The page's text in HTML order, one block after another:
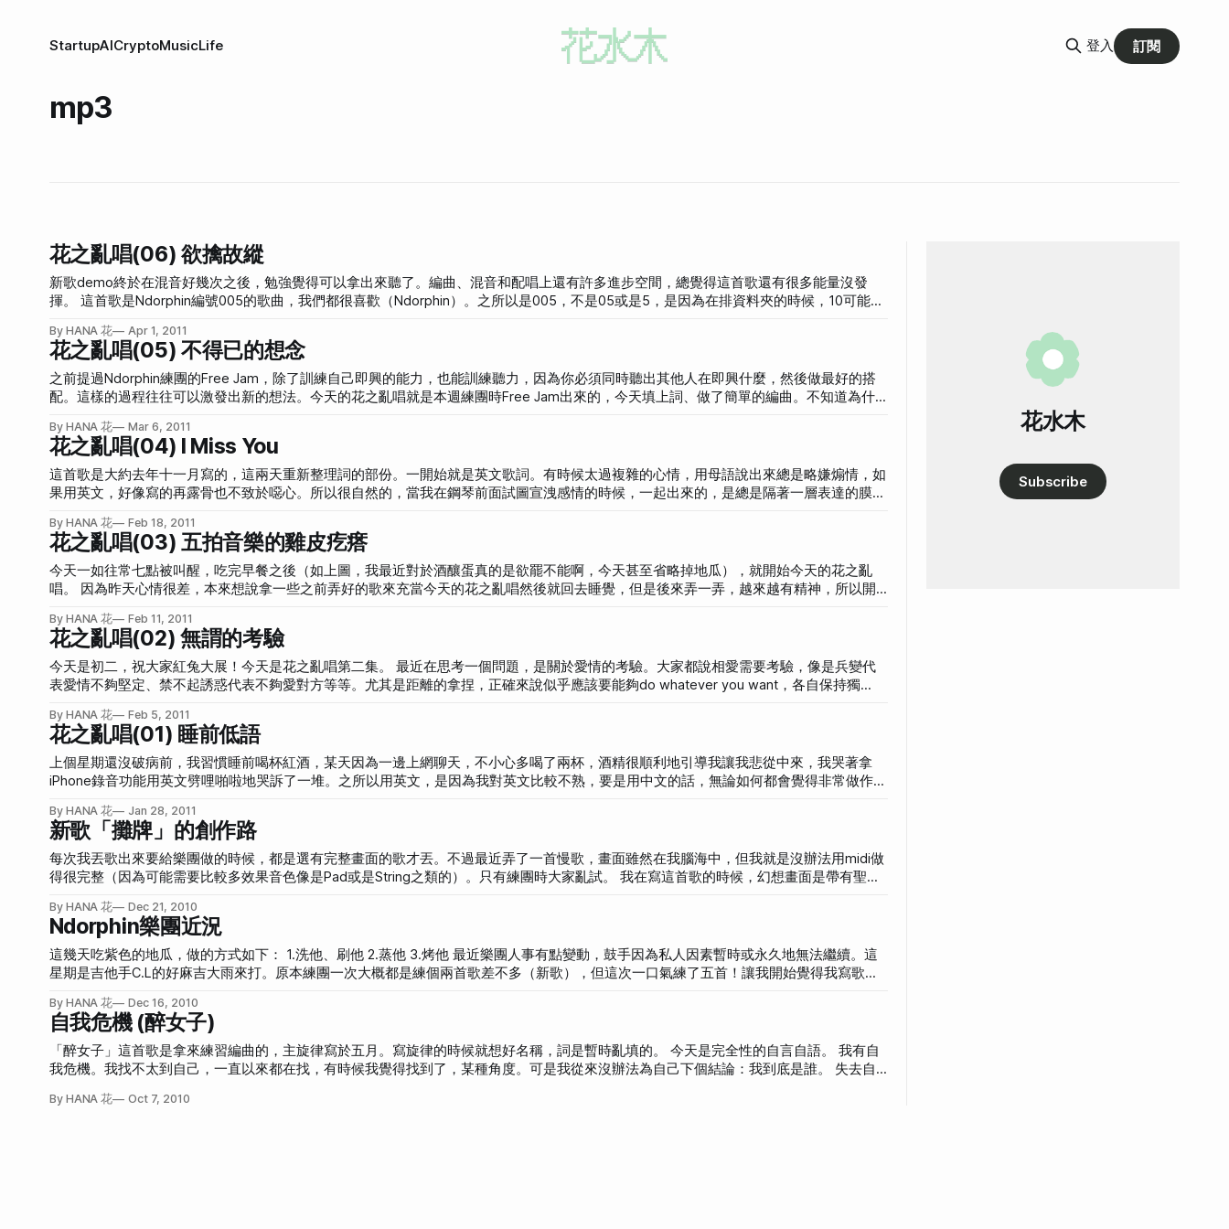
StartupAICryptoMusicLife 登入 訂閱
mp3
花之亂唱(06) 欲擒故縱
新歌demo終於在混音好幾次之後，勉強覺得可以拿出來聽了。編曲、混音和配唱上還有許多進步空間，總覺得這首歌還有很多能量沒發
揮。 這首歌是Ndorphin編號005的歌曲，我們都很喜歡（Ndorphin）。之所以是005，不是05或是5，是因為在排資料夾的時候，10可能會
歌，所以一開始就從001開始編號。超熱血！ 我個人最喜歡最後面吟唱「我早已走遍沙漠…」那一段。我自己認為這不是一首平易近人的
歌，所以可能要聽個四次才會慢慢知道我們為何喜歡，希望大家有點耐性。(´･_･`) ——- 歌詞： A 你的眼 總是藏著 虛無的色彩 看的見 卻
摸不到 教人更是心癢 我的美 究竟在哪 跟隨著你死掉 得意忘形的你 也忘了我 B 距離產生信仰 我的曖昧叢生 你的進退自如 讓我 張大眼睛 就
範 思想開始旋轉 愛意不斷增加 連謊言也甘之如飴 C 你愛欲擒故縱
By HANA 花 Apr 1, 2011
花之亂唱(05) 不得已的想念
之前提過Ndorphin練團的Free Jam，除了訓練自己即興的能力，也能訓練聽力，因為你必須同時聽出其他人在即興什麼，然後做最好的搭
配。這樣的過程往往可以激發出新的想法。今天的花之亂唱就是本週練團時Free Jam出來的，今天填上詞、做了簡單的編曲。不知道為什
冷到沒感覺 想像不出你那邊 更冷的感覺 那溫度從沒出現 在我這邊 新鮮 更多矛盾的情結 當距離縮短一點 是不是 真的 更好一點 但是我沒勇
氣走遠 這舒適圈 當我們再努力靠近一點 是不是說 就能 快樂一點 但是連這都不確定的我 又該得到什麼？ 每當我睜開雙眼 想看到你的臉 照
理說應該簡單 對我們來講卻困難 到不可理喻 沒有人圈住我 我卻走不近你 看著愛如潮水 她來了又退 誰會喜歡這種感覺 當距離縮短到完全
沒有 是不是
By HANA 花 Mar 6, 2011
花之亂唱(04) I Miss You
這首歌是大約去年十一月寫的，這兩天重新整理詞的部份。一開始就是英文歌詞。有時候太過複雜的心情，用母語說出來總是略嫌煽情，如
果用英文，好像寫的再露骨也不致於噁心。所以很自然的，當我在鋼琴前面試圖宣洩感情的時候，一起出來的，是總是隔著一層表達的膜的
念），我最多最多可以大約兩個多月不見面，而且還是每天都有通電話。超過這個時間，如果對方稍微冷淡或不耐煩，我就會開始想念、寂
寞到哭泣，然後為了不要哭而壓抑感情，最後就沒感覺了。 另一次經驗是男友為了某事件很生氣說要兩星期不聯絡（完全斷訊），我的想
念、哭泣、壓抑到沒感覺更是壓縮的更短，雖然兩週後聯絡了，我還是哭哭啼啼很難過想見面，可是心底原本熱熱的心已經無可奈何的冷掉
了。 也就是說，一直以來我都太過脆弱，我沒有可以被糟蹋的堅定感情，尤其時如果被冷淡對待的時候。 所以這首歌是說堅定的感情，是
By HANA 花 Feb 18, 2011
花之亂唱(03) 五拍音樂的雞皮疙瘩
今天一如往常七點被叫醒，吃完早餐之後（如上圖，我最近對於酒釀蛋真的是欲罷不能啊，今天甚至省略掉地瓜），就開始今天的花之亂
唱。 因為昨天心情很差，本來想說拿一些之前弄好的歌來充當今天的花之亂唱然後就回去睡覺，但是後來弄一弄，越來越有精神，所以開
開始的。一直都很想嘗試5拍或7拍的歌，剛好今天被我玩起來了！不過音色仍舊是Hip Hop音色，所以變成一種很特別的感覺。 這首歌的發
想是Hip Hop鼓的音色，然後是鋼琴。我個人很喜歡這首歌的鋼琴Riff（不斷重複的樂句），很像我。 寫完曲之後，本來想延續花之亂唱的
呻吟系歌詞，不過後來想想還是填中文詞好了。歌名是雞皮疙瘩。因為最近薑茶喝太多，喉嚨有點沙啞，所以只有錄一次。另外歌只有一
遍，大家喜歡的話我再好好製作完他。
By HANA 花 Feb 11, 2011
花之亂唱(02) 無謂的考驗
今天是初二，祝大家紅兔大展！今天是花之亂唱第二集。 最近在思考一個問題，是關於愛情的考驗。大家都說相愛需要考驗，像是兵變代
表愛情不夠堅定、禁不起誘惑代表不夠愛對方等等。尤其是距離的拿捏，正確來說似乎應該要能夠do whatever you want，各自保持獨
每天黏在一起，就會被瞧不起。最好的男女朋友關係好像是一週見面兩三次、對婚姻抱持悲觀想法、仍舊享受自己一個人的生活。另外男女
朋友不要一起工作，不要永遠活在兩人世界，相處的時候就是have fun。然後，基本上不約定三個月以後的事情。 可是我從來不是這樣，
我只要愛一個人就會想膩在一起，雖然我不喜歡住一起，但如果房子夠大的話那是很OK的，每天都要聯絡。另外我覺得男女朋友就應該分
享所有事情，我總是想把生活中的枝微末節都跟對方說。如果能夠一起創業也是很棒的（前提是真的要有感情基礎），在一起除了談愛情也
By HANA 花 Feb 5, 2011
花之亂唱(01) 睡前低語
上個星期還沒破病前，我習慣睡前喝杯紅酒，某天因為一邊上網聊天，不小心多喝了兩杯，酒精很順利地引導我讓我悲從中來，我哭著拿
iPhone錄音功能用英文劈哩啪啦地哭訴了一堆。之所以用英文，是因為我對英文比較不熟，要是用中文的話，無論如何都會覺得非常做作。
個時間點，沒有內斂好感情的我，後來的我都是帶著懼怕的。怕過去的我勾起現在的我的傷口。 隔天我習慣性地到噗浪求救（說起來噗浪
真的是訴苦的好所在，因為推特不會有人鳥我除非我發表的是文藝或趨勢相關，而臉書太多熟人我會害羞），在這一撲：昨晚睡前又哭了，
我真不想這樣下去。有人建議我去寫歌。咦對耶！這個世界上唯一可以治療我的絕望性寂寞而又不是我的愛人（很顯然我現在無法取得）的
東西，就是音樂！ 所以我就真的跑去寫歌了。 不過說是寫歌，其實是寫詞。曲本身是早就陸陸續續完成的，只是，一直沒有詞。每週五的
By HANA 花 Jan 28, 2011
新歌「攤牌」的創作路
每次我丟歌出來要給樂團做的時候，都是選有完整畫面的歌才丟。不過最近弄了一首慢歌，畫面雖然在我腦海中，但我就是沒辦法用midi做
得很完整（因為可能需要比較多效果音色像是Pad或是String之類的）。只有練團時大家亂試。 我在寫這首歌的時候，幻想畫面是帶有聖靈
和拖拖拉拉的感覺帶出特別的味道。 但是我雖然這樣形容了，還是很抽象，好像接案子的時候，最怕碰到客戶說「我要網站看起來漂亮、
時尚、可愛且有風格」，我都必須先去調查客戶的身家背景和周邊喜好才有辦法偵測出他到底要什麼（這也需要很多經驗）。 而形容的太
過於飄渺，其實原因也是因為自己也不太確定自己要什麼（大部分接案子的情況都是這樣）。而我的Alpha版本的demo也做的非常簡單：
（Alpha版本：指的是我自己在家用midi做的簡單版本，目的是讓團員知道主旋律、和弦和整體感覺。） 歌詞： 「還記得第一次一起逛夜市
By HANA 花 Dec 21, 2010
Ndorphin樂團近況
這幾天吃紫色的地瓜，做的方式如下： 1.洗他、刷他 2.蒸他 3.烤他 最近樂團人事有點變動，鼓手因為私人因素暫時或永久地無法繼續。這
星期是吉他手C.L的好麻吉大雨來打。原本練團一次大概都是練個兩首歌差不多（新歌），但這次一口氣練了五首！讓我開始覺得我寫歌速
很煩惱「她」這首歌的樂團版編曲要如何做，大雨的點子，是做看看basanova風格，第一次套起來，感覺滿有味道。 原本的Acoustic版
本： 大雨basanova版：（第一次練，粗糙勿怪） 我的心從nowhere跑到somewhere之後，最近又回到工作和樂團上面，我喜歡這樣的狀
態。我要繼續保持我的獨立精神，努力充實自己。 關於團名，我們樂團叫做Ndorphin。不過前陣子我動搖了，某個時間點上面，忽然有第
三者「甜蜜重擊」這個名字打到我的心，加上之前去表演時介紹 「大家好我們是Ndorphin，請加入我們的Facebook」 時，都覺得鬼才知
By HANA 花 Dec 16, 2010
自我危機 (醉女子)
「醉女子」這首歌是拿來練習編曲的，主旋律寫於五月。寫旋律的時候就想好名稱，詞是暫時亂填的。 今天是完全性的自言自語。 我有自
我危機。我找不太到自己，一直以來都在找，有時候我覺得找到了，某種角度。可是我從來沒辦法為自己下個結論：我到底是誰。 失去自
位置、想法得以發揮。 想法得以發揮。 大部分的時候都沒辦法。 有自我危機之後更慘。 還沒想太多的時候，旋律就這樣可以哼出來，沒想
By HANA 花 Oct 7, 2010
花水木
Subscribe